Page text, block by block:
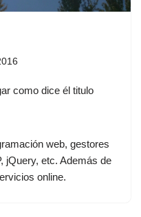
como dice él titulo
web, gestores
jQuery, etc. Además de
online.